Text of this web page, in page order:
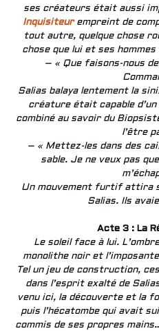
ses créateurs était aussi
Inquisiteurempreint de
tout autre, quelque chose
chose que lui et ses
– « Que faisons-nous
Salias balaya lentement la
créature était capable
combiné au savoir du
l’être
– « Mettez-les dans des
sable. Je ne veux pas
Un mouvement furtif attira
Salias. Ils
Acte 3 : La
Le soleil face à lui.
monolithe noir et
Tel un jeu de construction,
dans l’esprit exalté de
venu ici, la découverte et la
puis l’hécatombe qui avait
commis de ses propres